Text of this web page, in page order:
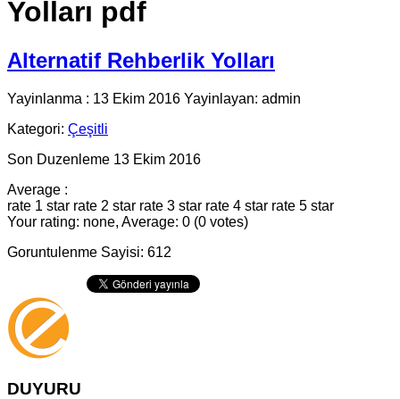
Yolları pdf
Alternatif Rehberlik Yolları
Yayinlanma : 13 Ekim 2016 Yayinlayan: admin
Kategori: Çeşitli
Son Duzenleme 13 Ekim 2016
Average :
rate 1 star rate 2 star rate 3 star rate 4 star rate 5 star
Your rating: none, Average: 0 (0 votes)
Goruntulenme Sayisi: 612
DUYURU